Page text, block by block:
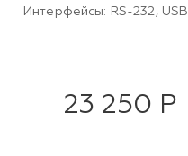
Интерфейсы: RS-232, USB
23 250 Р